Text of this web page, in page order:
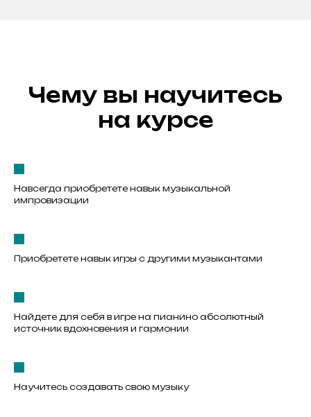
Чему вы научитесь
на курсе
Навсегда приобретете навык музыкальной
импровизации
Приобретете навык игры с другими музыкантами
Найдете для себя в игре на пианино абсолютный
источник вдохновения и гармонии
Научитесь создавать свою музыку